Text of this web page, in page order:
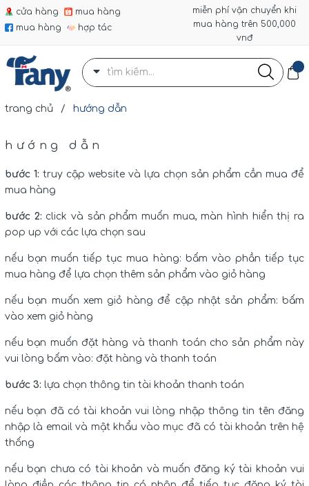
cửa hàng
mua hàng
mua hàng
hợp tác
miễn phí vận chuyển khi
mua hàng trên 500,000
vnđ
trang chủ / hướng dẫn
hướng dẫn
bước 1: truy cập website và lựa chọn sản phẩm cần mua để
mua hàng
bước 2: click và sản phẩm muốn mua, màn hình hiển thị ra
pop up với các lựa chọn sau
nếu bạn muốn tiếp tục mua hàng: bấm vào phần tiếp tục
mua hàng để lựa chọn thêm sản phẩm vào giỏ hàng
nếu bạn muốn xem giỏ hàng để cập nhật sản phẩm: bấm
vào xem giỏ hàng
nếu bạn muốn đặt hàng và thanh toán cho sản phẩm này
vui lòng bấm vào: đặt hàng và thanh toán
bước 3: lựa chọn thông tin tài khoản thanh toán
nếu bạn đã có tài khoản vui lòng nhập thông tin tên đăng
nhập là email và mật khẩu vào mục đã có tài khoản trên hệ
thống
nếu bạn chưa có tài khoản và muốn đăng ký tài khoản vui